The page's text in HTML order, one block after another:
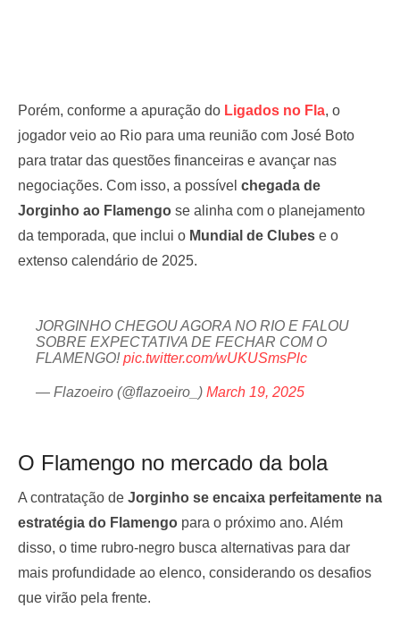
Porém, conforme a apuração do Ligados no Fla, o
jogador veio ao Rio para uma reunião com José Boto
para tratar das questões financeiras e avançar nas
negociações. Com isso, a possível chegada de
Jorginho ao Flamengo se alinha com o planejamento
da temporada, que inclui o Mundial de Clubes e o
extenso calendário de 2025.
JORGINHO CHEGOU AGORA NO RIO E FALOU
SOBRE EXPECTATIVA DE FECHAR COM O
FLAMENGO!pic.twitter.com/wUKUSmsPlc
— Flazoeiro (@flazoeiro_) March 19, 2025
O Flamengo no mercado da bola
A contratação de Jorginho se encaixa perfeitamente na
estratégia do Flamengo para o próximo ano. Além
disso, o time rubro-negro busca alternativas para dar
mais profundidade ao elenco, considerando os desafios
que virão pela frente.